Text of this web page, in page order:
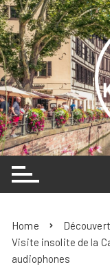
Skip
to
content
Home
Visite insolite de la
audiophones